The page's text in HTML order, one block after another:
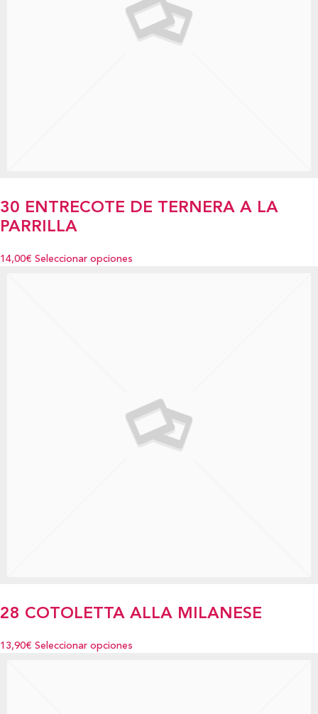
30 ENTRECOTE DE TERNERA A LA
PARRILLA
14,00€ Seleccionar opciones
28 COTOLETTA ALLA MILANESE
13,90€ Seleccionar opciones